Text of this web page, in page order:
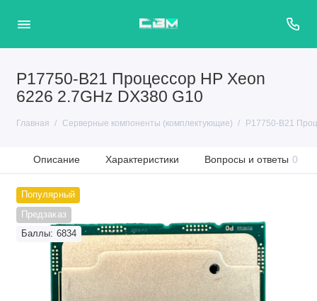
P17750-B21 Процессор HP Xeon
6226 2.7GHz DX380 G10
Главная Серверные компоненты (комплектующие) P17750-B21
Описание Характеристики Вопросы и ответы 0
Популярный
Предзаказ
Баллы: 6834